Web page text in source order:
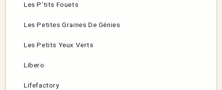
Les P’tits Fouets
Les Petites Graines De Génies
Les Petits Yeux Verts
Libero
Lifefactory